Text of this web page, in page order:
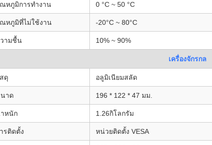
หภูมิการทํางาน 0 °C ~ 50 °C
หภูมิที่ไม่ใช้งาน -20°C ~ 80°C
ามชื้น 10% ~ 90%
เครื่องจักรกล
ดุ อลูมิเนียมสลัด
าด 196 * 122 * 47 มม.
หนัก 1.26กิโลกรัม
รติดตั้ง หน่วยติดตั้ง VESA